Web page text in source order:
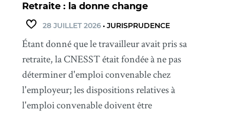
Retraite : la donne change
28 JUILLET 2026• JURISPRUDENCE
Étant donné que le travailleur avait pris sa
retraite, la CNESST était fondée à ne pas
déterminer d'emploi convenable chez
l'employeur; les dispositions relatives à
l'emploi convenable doivent être